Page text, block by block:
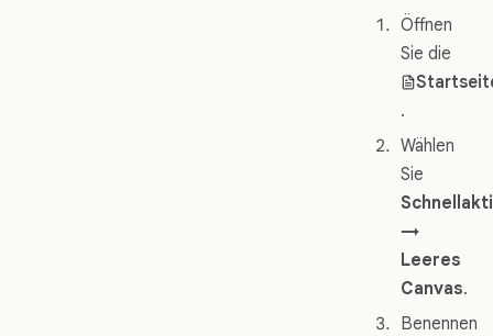
Öffnen
Sie die
.
Wählen
Sie
→
Leeres
Canvas.
Benennen